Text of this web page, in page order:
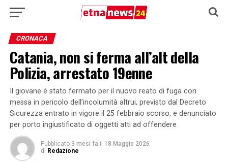
CRONACA
Catania, non si ferma all’alt della
Polizia, arrestato 19enne
Il giovane è stato fermato per il nuovo reato di fuga con
messa in pericolo dell’incolumità altrui, previsto dal Decreto
Sicurezza entrato in vigore il 25 febbraio scorso, e denunciato
per porto ingiustificato di oggetti atti ad offendere
Pubblicato 3 mesi fa il 18 Maggio 2026
di Redazione